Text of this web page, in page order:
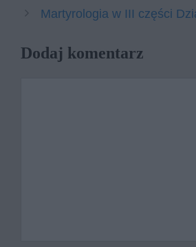
Martyrologia w III części
Dodaj komentarz